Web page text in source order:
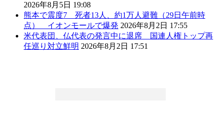
2026年8月5日 19:08
熊本で震度7 死者13人、約1万人避難（29日午前時
点） イオンモールで爆発 2026年8月2日 17:55
米代表団、仏代表の発言中に退席 国連人権トップ再
任巡り対立鮮明 2026年8月2日 17:51